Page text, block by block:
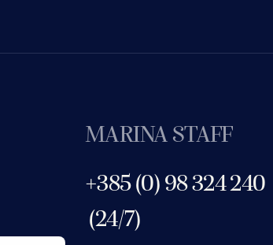
MARINA STAFF
+385 (0) 98 324 240
(24/7)